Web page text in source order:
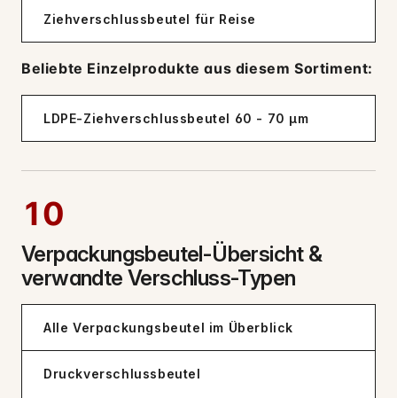
Ziehverschlussbeutel für Reise
Beliebte Einzelprodukte aus diesem Sortiment:
LDPE-Ziehverschlussbeutel 60 - 70 µm
10
Verpackungsbeutel-Übersicht &
verwandte Verschluss-Typen
Alle Verpackungsbeutel im Überblick
Druckverschlussbeutel